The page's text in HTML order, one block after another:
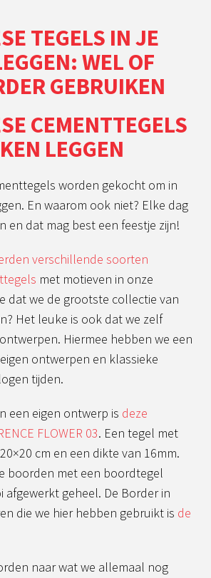
TEGELS IN JE
WEL OF
GEBRUIKEN
CEMENTTEGELS
LEGGEN
worden gekocht om in
En waarom ook niet? Elke dag
en dat mag best een feestje zijn!
verschillende soorten
met motieven in onze
dat we de grootste collectie van
Het leuke is ook dat we zelf
Hiermee hebben we een
ontwerpen en klassieke
tijden.
een eigen ontwerp is deze
FLOWER 03. Een tegel met
cm en een dikte van 16mm.
boorden met een boordtegel
geheel. De Border in
die we hier hebben gebruikt is de
naar wat we allemaal nog